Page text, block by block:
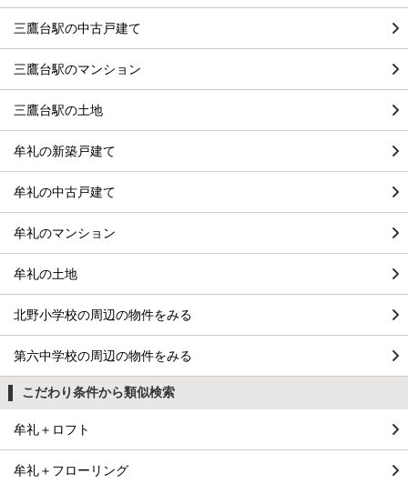
三鷹台駅の中古戸建て
三鷹台駅のマンション
三鷹台駅の土地
牟礼の新築戸建て
牟礼の中古戸建て
牟礼のマンション
牟礼の土地
北野小学校の周辺の物件をみる
第六中学校の周辺の物件をみる
こだわり条件から類似検索
牟礼＋ロフト
牟礼＋フローリング